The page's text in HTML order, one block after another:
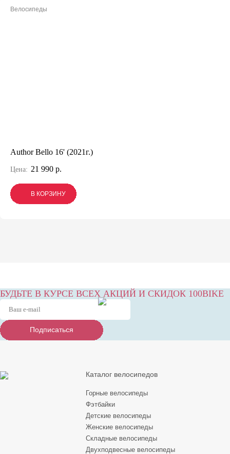
Велосипеды
Author Bello 16' (2021г.)
Цена: 21 990 р.
В КОРЗИНУ
В КОРЗИНУ
В КОРЗИНУ
БУДЬТЕ В КУРСЕ ВСЕХ АКЦИЙ И СКИДОК 100BIKE
Подписаться
Подписаться
Подписаться
Каталог велосипедов
Горные велосипеды
Фэтбайки
Детские велосипеды
Женские велосипеды
Складные велосипеды
Двухподвесные велосипеды